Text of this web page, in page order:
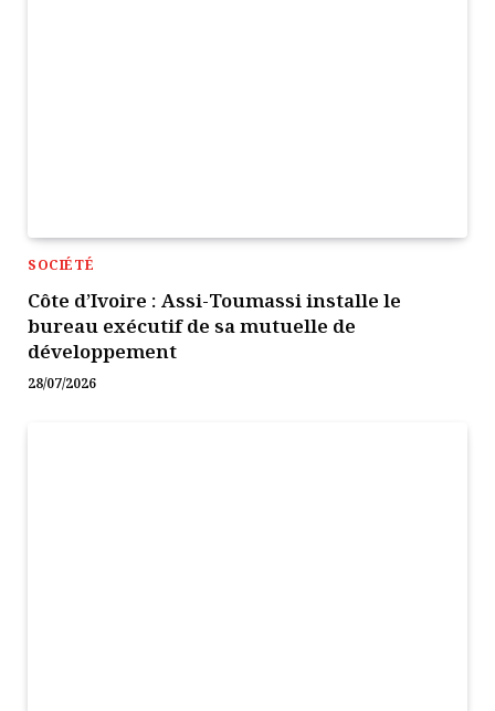
SOCIÉTÉ
Côte d’Ivoire : Assi-Toumassi installe le
bureau exécutif de sa mutuelle de
développement
28/07/2026